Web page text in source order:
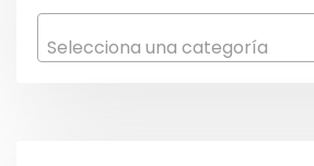
o
:
Selecciona una categoría